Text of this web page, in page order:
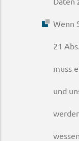
Wenn
21
muss
und